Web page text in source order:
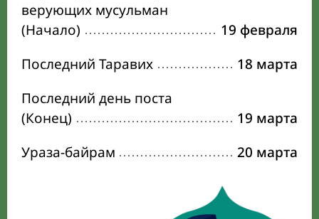
верующих мусульман
(Начало)
19 февраля
Последний Таравих
18 марта
Последний день поста
(Конец)
19 марта
Ураза-байрам
20 марта